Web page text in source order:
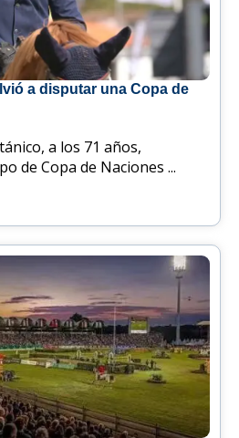
a disputar una Copa de
a los 71 años,
de Copa de Naciones ...